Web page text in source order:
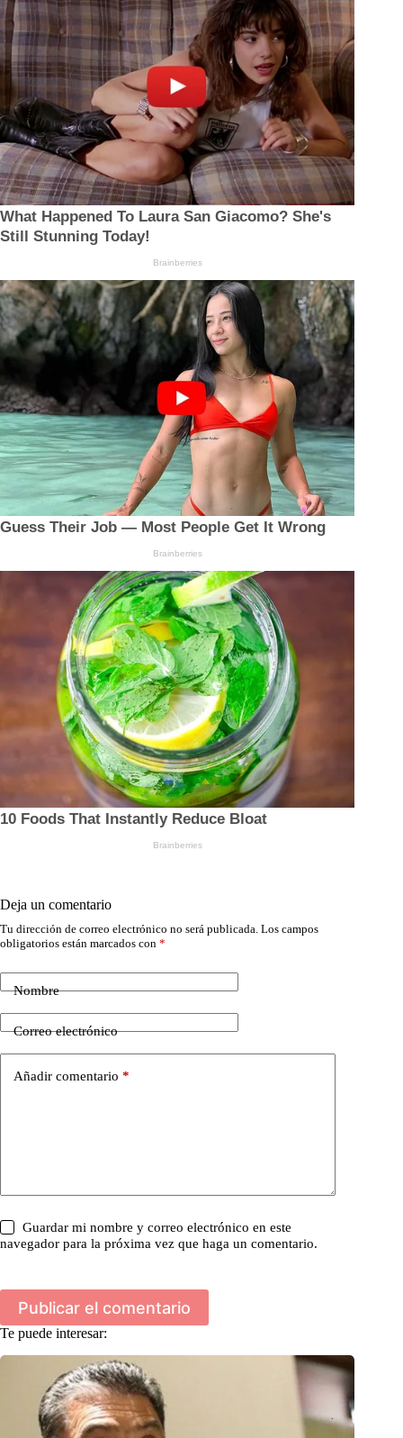
Deja un comentario
Tu dirección de correo electrónico no será publicada. Los campos
obligatorios están marcados con *
Nombre
Correo electrónico
Añadir comentario *
Guardar mi nombre y correo electrónico en este
navegador para la próxima vez que haga un comentario.
Publicar el comentario
Te puede interesar: